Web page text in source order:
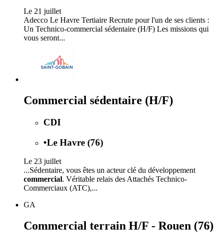
Le 21 juillet
Adecco Le Havre Tertiaire Recrute pour l'un de ses clients :
Un Technico-commercial sédentaire (H/F) Les missions qui
vous seront...
Commercial sédentaire (H/F)
CDI
•Le Havre (76)
Le 23 juillet
...Sédentaire, vous êtes un acteur clé du développement
commercial. Véritable relais des Attachés Technico-
Commerciaux (ATC),...
GA
Commercial terrain H/F - Rouen (76)